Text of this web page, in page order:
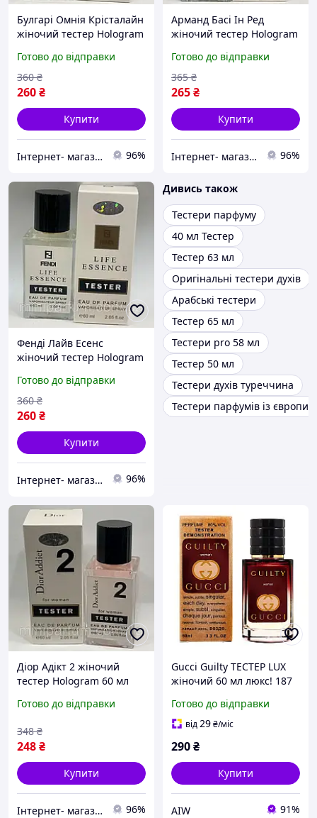
Булгарi Омнiя Крiсталайн
жіночий тестер Hologram
Готово до відправки
260₴
360 ₴
Купити
Iнтернет- магазин catrin.com.ua 96%
Арманд Басi Iн Ред
жіночий тестер Hologram
Готово до відправки
265₴
365 ₴
Купити
Iнтернет- магазин catrin.com.ua 96%
Фендi Лайв Есенс
жіночий тестер Hologram
Готово до відправки
260₴
360 ₴
Купити
Iнтернет- магазин catrin.com.ua 96%
Дивись також
Тестери парфуму
40 мл Тестер
Тестер 63 мл
Оригінальні тестери духів
Арабські тестери
Тестер 65 мл
Тестери pro 58 мл
Тестер 50 мл
Тестери духів туреччина
Тестери парфумів із європи
Дiор Адiкт 2 жіночий
тестер Hologram 60 мл
Готово до відправки
248₴
348 ₴
Купити
Iнтернет- магазин catrin.com.ua 96%
Gucci Guilty ТЕСТЕР LUX
жіночий 60 мл люкс! 187
Готово до відправки
від29₴/міс
290₴
Купити
AIW 91%